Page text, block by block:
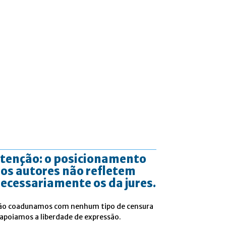
o posicionamento
autores não refletem
os da jures.
coadunamos com nenhum tipo de censura
a liberdade de expressão.